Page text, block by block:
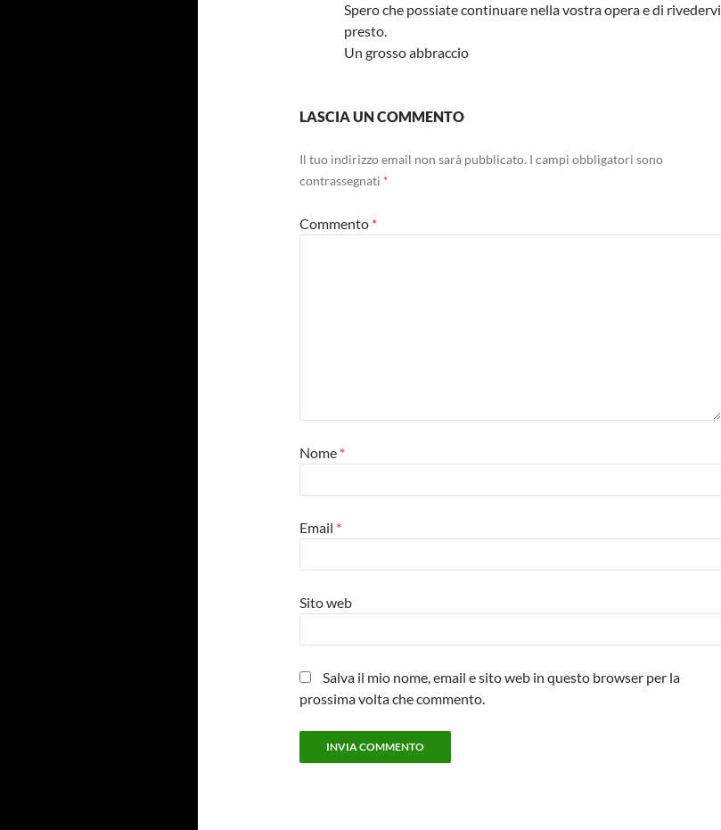
Spero che possiate continuare nella vostra opera e di rivedervi
presto.
Un grosso abbraccio
LASCIA UN COMMENTO
Il tuo indirizzo email non sarà pubblicato. I campi obbligatori sono
contrassegnati *
Commento *
Nome *
Email *
Sito web
Salva il mio nome, email e sito web in questo browser per la
prossima volta che commento.